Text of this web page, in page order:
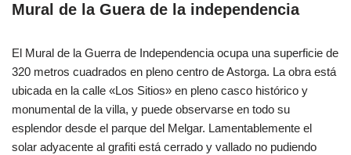
Mural de la Guera de la independencia
El Mural de la Guerra de Independencia ocupa una superficie de
320 metros cuadrados en pleno centro de Astorga. La obra está
ubicada en la calle «Los Sitios» en pleno casco histórico y
monumental de la villa, y puede observarse en todo su
esplendor desde el parque del Melgar. Lamentablemente el
solar adyacente al grafiti está cerrado y vallado no pudiendo